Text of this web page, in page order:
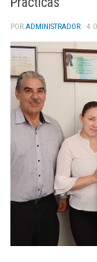
POR ADMINISTRADOR · 4